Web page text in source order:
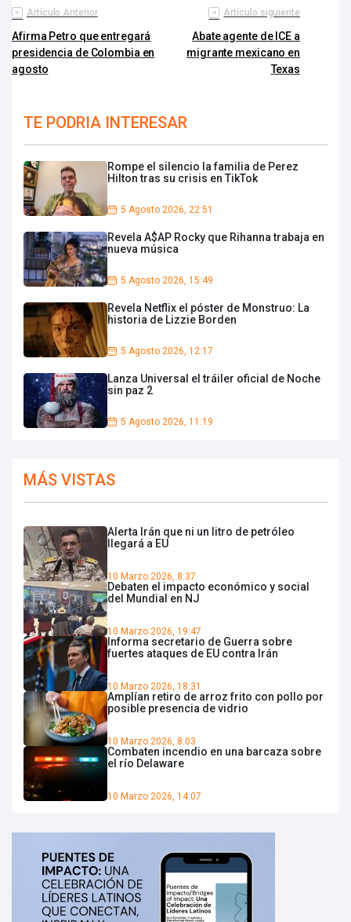
Artículo Anterior
Afirma Petro que entregará
presidencia de Colombia en
agosto
Artículo siguiente
Abate agente de ICE a
migrante mexicano en
Texas
TE PODRIA INTERESAR
Rompe el silencio la familia de Perez
Hilton tras su crisis en TikTok
5 Agosto 2026, 22:51
Revela A$AP Rocky que Rihanna trabaja en
nueva música
5 Agosto 2026, 15:49
Revela Netflix el póster de Monstruo: La
historia de Lizzie Borden
5 Agosto 2026, 12:17
Lanza Universal el tráiler oficial de Noche
sin paz 2
5 Agosto 2026, 11:19
MÁS VISTAS
Alerta Irán que ni un litro de petróleo
llegará a EU
10 Marzo 2026, 8:37
Debaten el impacto económico y social
del Mundial en NJ
10 Marzo 2026, 19:47
Informa secretario de Guerra sobre
fuertes ataques de EU contra Irán
10 Marzo 2026, 18:31
Amplían retiro de arroz frito con pollo por
posible presencia de vidrio
10 Marzo 2026, 8:03
Combaten incendio en una barcaza sobre
el río Delaware
10 Marzo 2026, 14:07